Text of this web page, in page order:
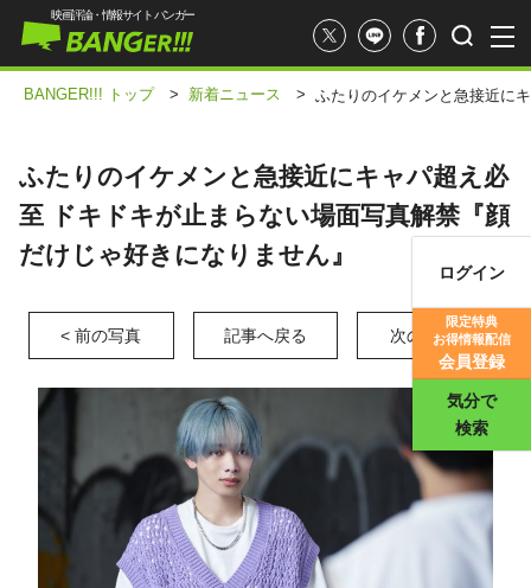
映画評価
映画評論・情報サイト バンガー
ログイン
限定特典
お得情報配信
会員登録
気分で
検索
BANGER!!! トップ > 新着ニュース > ふたりのイケメンと急接近に
ふたりのイケメンと急接近にキャパ超え必
至 ドキドキが止まらない場面写真解禁『顔
だけじゃ好きになりません』
< 前の写真 記事へ戻る 次の写真 >